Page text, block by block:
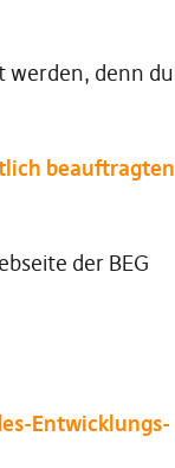
werden, denn
beauftragten
der BEG
Entwicklungs-